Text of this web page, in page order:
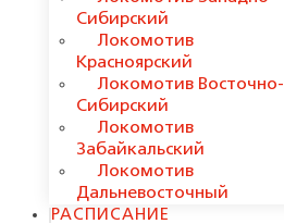
Сибирский
Локомотив
Красноярский
Локомотив Восточно-
Сибирский
Локомотив
Забайкальский
Локомотив
Дальневосточный
РАСПИСАНИЕ